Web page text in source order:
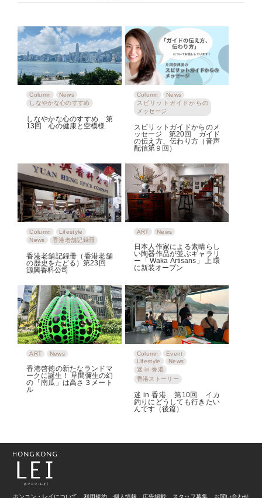
Column
News
しなやかな心のすすめ
しなやかな心のすすめ 第
13回 心の健康と空模様
Column
News
スピリットガイドからの
メッセージ
スピリットガイドからのメ
ッセージ 第20回 ガイド
の伝え方、伝わり方（音声
配信第９回）
Column
Lifestyle
News
香港老舗記録冊
香港老舗記録冊（香港老舗
の歴史をたどる）第23回
源興香料公司
ART News
日本人作家による素晴らし
い陶器作品が並ぶギャラリ
ー「Waka Artisans」上環
に新装オープン
ART News
香港啓徳の新たなランドマ
ークに誕生！ 草間彌生の幻
の「南瓜」は高さ３メート
ル
Column
Event
Lifestyle
News
迷 in 香港
香港ストーリー
迷 in 香港 第10回 イカ
釣りにどうしても行きたい
んです（後篇）